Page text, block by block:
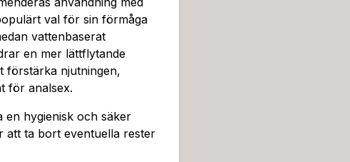
val för sin förmåga
vattenbaserat
en mer lättflytande
förstärka njutningen,
för analsex.
en hygienisk och säker
att ta bort eventuella rester